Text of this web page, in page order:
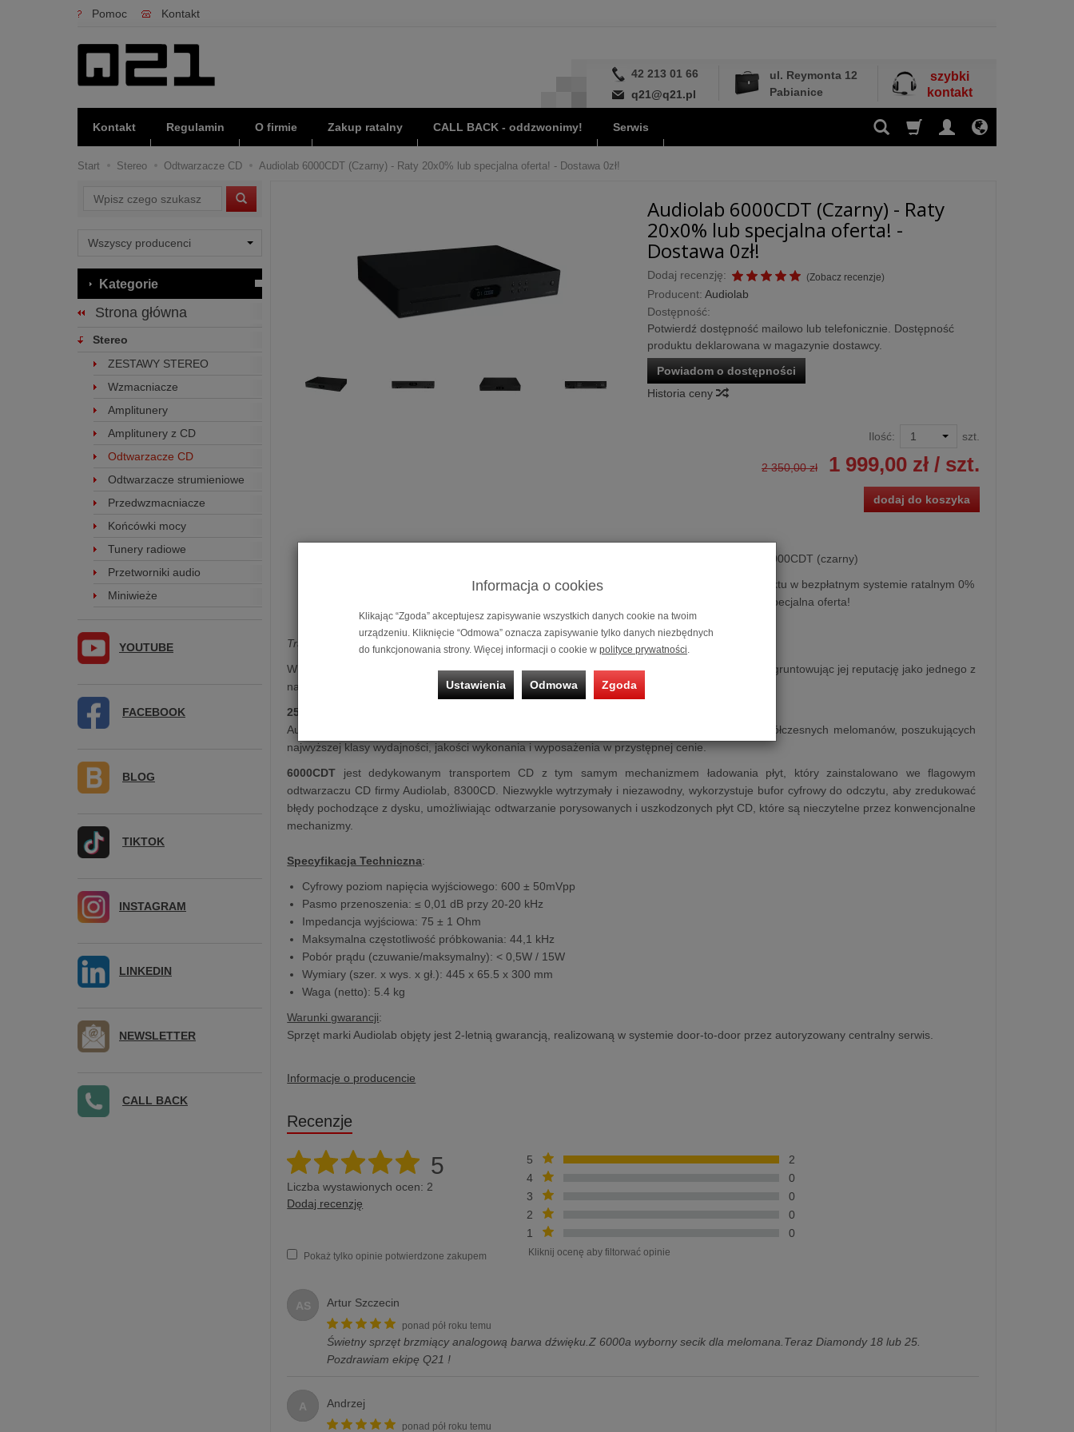
Pomoc Kontakt
42 213 01 66
q21@q21.pl
ul. Reymonta 12
Pabianice
szybki
kontakt
Kontakt Regulamin O firmie Zakup ratalny CALL BACK - oddzwonimy! Serwis
Start Stereo Odtwarzacze CD Audiolab 6000CDT (Czarny) - Raty 20x0% lub specjalna oferta! - Dostawa 0zł!
Audiolab 6000CDT (Czarny) - Raty
20x0% lub specjalna oferta! -
Dostawa 0zł!
Dodaj recenzję: (Zobacz recenzje)
Producent: Audiolab
Dostępność:
Potwierdź dostępność mailowo lub telefonicznie. Dostępność
produktu deklarowana w magazynie dostawcy.
Powiadom o dostępności
Historia ceny
Ilość: szt.
2 350,00 zł 1 999,00 zł/ szt.
dodaj do koszyka
Transport CD Audiolab 6000CDT (czarny)
Możliwość zakupu produktu w bezpłatnym systemie ratalnym 0%
na 10 i 20 miesięcy lub specjalna oferta!
Transport CD Audiolab 6000CDT
W 1983 roku Audiolab pokazał kultową serię 8000, przejmując szturmem brytyjską scenę hi-fi i ugruntowując jej reputację jako jednego z
najważniejszych produktów hi-fi swoich czasów.
25 lat po
Audiolab ma zamiar powtórzyć ten wyczyn dzięki całkowicie nowej serii 6000, idealnej dla współczesnych melomanów, poszukujących
najwyższej klasy wydajności, jakości wykonania i wyposażenia w przystępnej cenie.
6000CDT jest dedykowanym transportem CD z tym samym mechanizmem ładowania płyt, który zainstalowano we flagowym
odtwarzaczu CD firmy Audiolab, 8300CD. Niezwykle wytrzymały i niezawodny, wykorzystuje bufor cyfrowy do odczytu, aby zredukować
błędy pochodzące z dysku, umożliwiając odtwarzanie porysowanych i uszkodzonych płyt CD, które są nieczytelne przez konwencjonalne
mechanizmy.
Specyfikacja Techniczna:
Cyfrowy poziom napięcia wyjściowego: 600 ± 50mVpp
Pasmo przenoszenia: ≤ 0,01 dB przy 20-20 kHz
Impedancja wyjściowa: 75 ± 1 Ohm
Maksymalna częstotliwość próbkowania: 44,1 kHz
Pobór prądu (czuwanie/maksymalny): < 0,5W / 15W
Wymiary (szer. x wys. x gł.): 445 x 65.5 x 300 mm
Waga (netto): 5.4 kg
Warunki gwarancji:
Sprzęt marki Audiolab objęty jest 2-letnią gwarancją, realizowaną w systemie door-to-door przez autoryzowany centralny serwis.
Informacje o producencie
Recenzje
5
Liczba wystawionych ocen: 2
Dodaj recenzję
Pokaż tylko opinie potwierdzone zakupem
5
2
4
0
3
0
2
0
1
0
Kliknij ocenę aby filtorwać opinie
AS Artur Szczecin
ponad pół roku temu
Świetny sprzęt brzmiący analogową barwa dźwięku.Z 6000a wyborny secik dla melomana.Teraz Diamondy 18 lub 25.
Pozdrawiam ekipę Q21 !
A Andrzej
ponad pół roku temu
Wyszukaj
Kategorie
Strona główna
Stereo
ZESTAWY STEREO
Wzmacniacze
Amplitunery
Amplitunery z CD
Odtwarzacze CD
Odtwarzacze strumieniowe
Przedwzmacniacze
Końcówki mocy
Tunery radiowe
Przetworniki audio
Miniwieże
YOUTUBE
FACEBOOK
BLOG
TIKTOK
INSTAGRAM
LINKEDIN
NEWSLETTER
CALL BACK
Informacja o cookies
Klikając “Zgoda” akceptujesz zapisywanie wszystkich danych cookie na twoim
urządzeniu. Kliknięcie “Odmowa” oznacza zapisywanie tylko danych niezbędnych
do funkcjonowania strony. Więcej informacji o cookie w polityce prywatności.
Ustawienia Odmowa Zgoda